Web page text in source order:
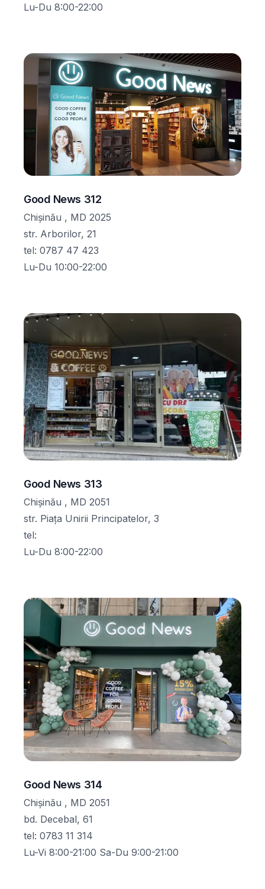
Lu-Du 8:00-22:00
Good News 312
Chișinău , MD 2025
str. Arborilor, 21
tel: 0787 47 423
Lu-Du 10:00-22:00
Good News 313
Chișinău , MD 2051
str. Piața Unirii Principatelor, 3
tel:
Lu-Du 8:00-22:00
Good News 314
Chișinău , MD 2051
bd. Decebal, 61
tel: 0783 11 314
Lu-Vi 8:00-21:00 Sa-Du 9:00-21:00